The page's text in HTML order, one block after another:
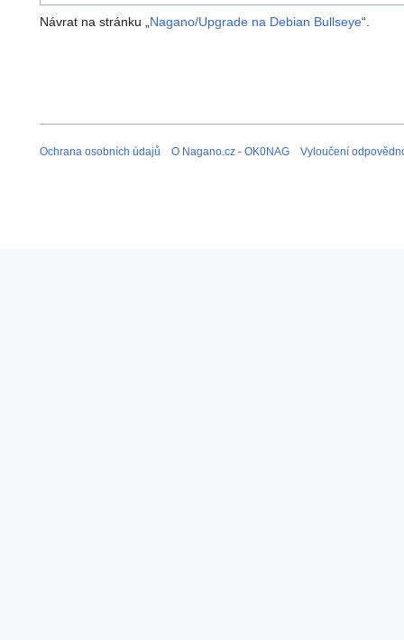
Návrat na stránku „ Nagano/Upgrade na Debian Bullseye“.
Ochrana osobních údajů O Nagano.cz - OK0NAG Vyloučení